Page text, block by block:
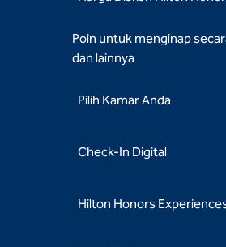
Poin untuk menginap
dan lainnya
Pilih Kamar Anda
Check-In Digital
Hilton Honors